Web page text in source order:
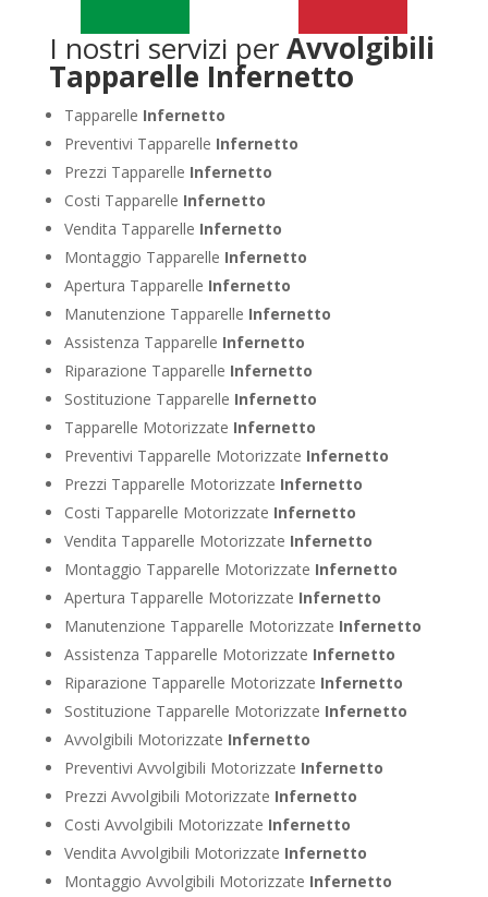
I nostri servizi perAvvolgibili
Tapparelle Infernetto
Tapparelle Infernetto
Preventivi Tapparelle Infernetto
Prezzi Tapparelle Infernetto
Costi Tapparelle Infernetto
Vendita Tapparelle Infernetto
Montaggio Tapparelle Infernetto
Apertura Tapparelle Infernetto
Manutenzione Tapparelle Infernetto
Assistenza Tapparelle Infernetto
Riparazione Tapparelle Infernetto
Sostituzione Tapparelle Infernetto
Tapparelle Motorizzate Infernetto
Preventivi Tapparelle Motorizzate Infernetto
Prezzi Tapparelle Motorizzate Infernetto
Costi Tapparelle Motorizzate Infernetto
Vendita Tapparelle Motorizzate Infernetto
Montaggio Tapparelle Motorizzate Infernetto
Apertura Tapparelle Motorizzate Infernetto
Manutenzione Tapparelle Motorizzate Infernetto
Assistenza Tapparelle Motorizzate Infernetto
Riparazione Tapparelle Motorizzate Infernetto
Sostituzione Tapparelle Motorizzate Infernetto
Avvolgibili Motorizzate Infernetto
Preventivi Avvolgibili Motorizzate Infernetto
Prezzi Avvolgibili Motorizzate Infernetto
Costi Avvolgibili Motorizzate Infernetto
Vendita Avvolgibili Motorizzate Infernetto
Montaggio Avvolgibili Motorizzate Infernetto